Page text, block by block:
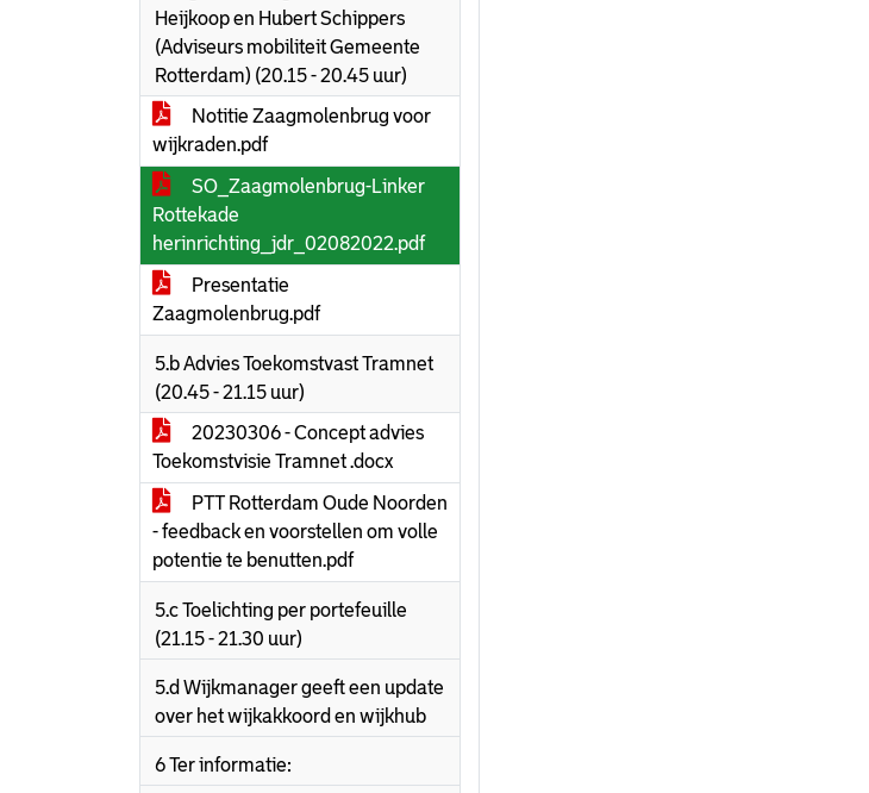
Heijkoop en Hubert Schippers
(Adviseurs mobiliteit Gemeente
Rotterdam) (20.15 - 20.45 uur)
Notitie Zaagmolenbrug voor
wijkraden.pdf
SO_Zaagmolenbrug-Linker
Rottekade
herinrichting_jdr_02082022.pdf
Presentatie
Zaagmolenbrug.pdf
5.b Advies Toekomstvast Tramnet
(20.45 - 21.15 uur)
20230306 - Concept advies
Toekomstvisie Tramnet .docx
PTT Rotterdam Oude Noorden
- feedback en voorstellen om volle
potentie te benutten.pdf
5.c Toelichting per portefeuille
(21.15 - 21.30 uur)
5.d Wijkmanager geeft een update
over het wijkakkoord en wijkhub
6 Ter informatie: